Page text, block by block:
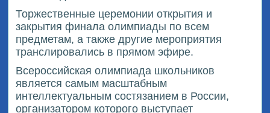
Торжественные церемонии открытия и
закрытия финала олимпиады по всем
предметам, а также другие мероприятия
транслировались в прямом эфире.
Всероссийская олимпиада школьников
является самым масштабным
интеллектуальным состязанием в России,
организатором которого выступает